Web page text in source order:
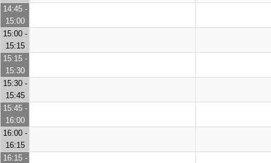
14:45 -
15:00
15:00 -
15:15
15:15 -
15:30
15:30 -
15:45
15:45 -
16:00
16:00 -
16:15
16:15 -